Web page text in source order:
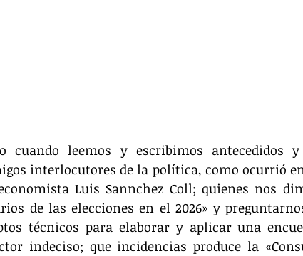
cuando leemos y escribimos antecedidos y
interlocutores de la política, como ocurrió
Luis Sannchez Coll; quienes nos
de las elecciones en el 2026» y
técnicos para elaborar y aplicar una
indeciso; que incidencias produce la